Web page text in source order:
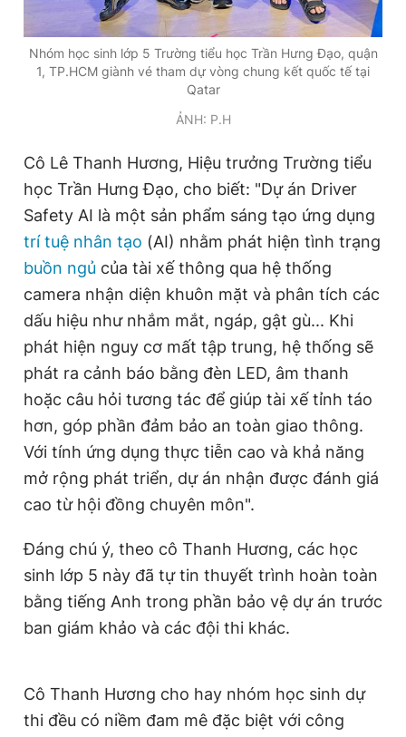
Nhóm học sinh lớp 5 Trường tiểu học Trần Hưng Đạo, quận
1, TP.HCM giành vé tham dự vòng chung kết quốc tế tại
Qatar
ẢNH: P.H
Cô Lê Thanh Hương, Hiệu trưởng Trường tiểu
học Trần Hưng Đạo, cho biết: "Dự án Driver
Safety AI là một sản phẩm sáng tạo ứng dụng
trí tuệ nhân tạo (AI) nhằm phát hiện tình trạng
buồn ngủ của tài xế thông qua hệ thống
camera nhận diện khuôn mặt và phân tích các
dấu hiệu như nhắm mắt, ngáp, gật gù... Khi
phát hiện nguy cơ mất tập trung, hệ thống sẽ
phát ra cảnh báo bằng đèn LED, âm thanh
hoặc câu hỏi tương tác để giúp tài xế tỉnh táo
hơn, góp phần đảm bảo an toàn giao thông.
Với tính ứng dụng thực tiễn cao và khả năng
mở rộng phát triển, dự án nhận được đánh giá
cao từ hội đồng chuyên môn".
Đáng chú ý, theo cô Thanh Hương, các học
sinh lớp 5 này đã tự tin thuyết trình hoàn toàn
bằng tiếng Anh trong phần bảo vệ dự án trước
ban giám khảo và các đội thi khác.
Cô Thanh Hương cho hay nhóm học sinh dự
thi đều có niềm đam mê đặc biệt với công